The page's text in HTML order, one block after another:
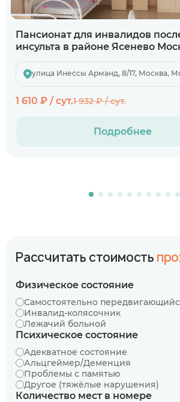
Пансионат для инвалидов
инсульта в районе Ясенево
улица Инессы Арманд, 8/17, Москва,
1 610 ₽ / сут.1 932 ₽ / сут.
Подробнее
Рассчитать стоимость
Физическое состояние
Самостоятельно
Инвалид-колясочник
Лежачий больной
Психическое состояние
Адекватное состояние
Альцгеймер/Деменция
Проблемы с памятью
Другое (тяжёлые нарушения)
Количество мест в номере